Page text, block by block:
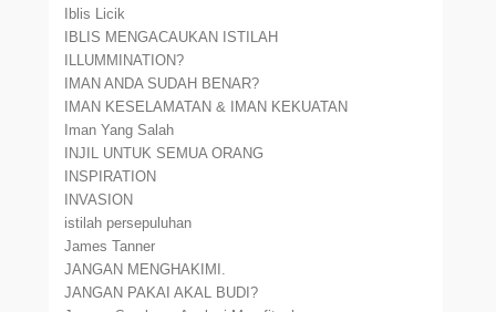
Iblis Licik
IBLIS MENGACAUKAN ISTILAH
ILLUMMINATION?
IMAN ANDA SUDAH BENAR?
IMAN KESELAMATAN & IMAN KEKUATAN
Iman Yang Salah
INJIL UNTUK SEMUA ORANG
INSPIRATION
INVASION
istilah persepuluhan
James Tanner
JANGAN MENGHAKIMI.
JANGAN PAKAI AKAL BUDI?